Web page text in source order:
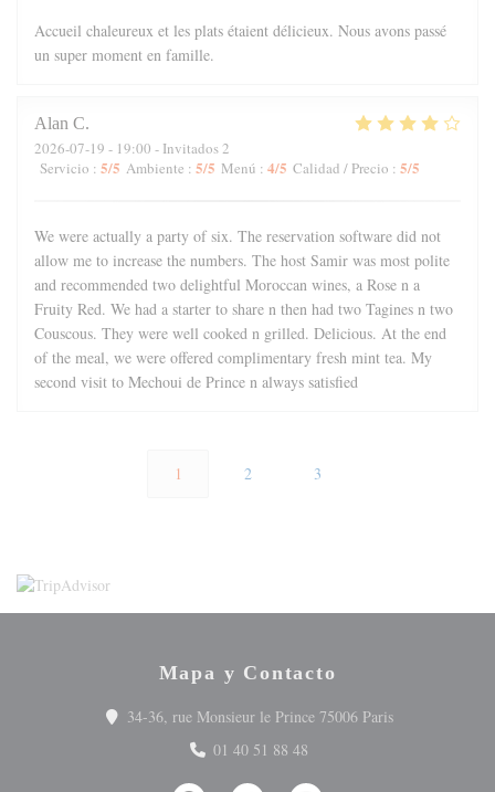
Accueil chaleureux et les plats étaient délicieux. Nous avons passé
un super moment en famille.
Alan C
2026-07-19 - 19:00 - Invitados 2
Servicio : 5/5 Ambiente : 5/5 Menú : 4/5 Calidad / Precio : 5/5
We were actually a party of six. The reservation software did not
allow me to increase the numbers. The host Samir was most polite
and recommended two delightful Moroccan wines, a Rose n a
Fruity Red. We had a starter to share n then had two Tagines n two
Couscous. They were well cooked n grilled. Delicious. At the end
of the meal, we were offered complimentary fresh mint tea. My
second visit to Mechoui de Prince n always satisfied
1 2 3
Mapa y Contacto
34-36, rue Monsieur le Prince 75006 Paris((abre en una
01 40 51 88 48